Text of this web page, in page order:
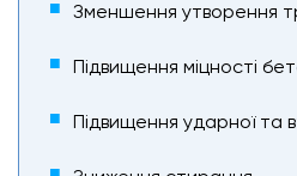
Зменшення утворення
Підвищення міцності
Підвищення ударної та